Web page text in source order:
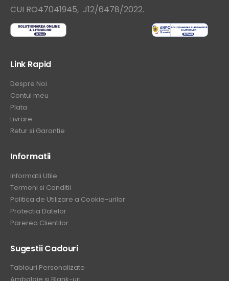
CUI RO47041945, J12/6478/2022.
Link Rapid
Despre Noi
Contul meu
Plata
Livrare
Retur si Garantie
Informatii
Informatii Utile
Termeni si Conditii
Politica de Utilizare a Cookie-urilor
Protectia Datelor
Parerea Clientilor
Sugestii Cadouri
Tablouri Personalizate